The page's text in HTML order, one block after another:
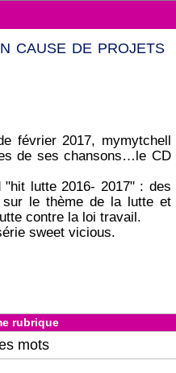
cause de projets
février 2017, mymytchell
de ses chansons…le CD
lutte 2016- 2017" : des
sur le thème de la lutte et
contre la loi travail.
sweet vicious.
rubrique
mots